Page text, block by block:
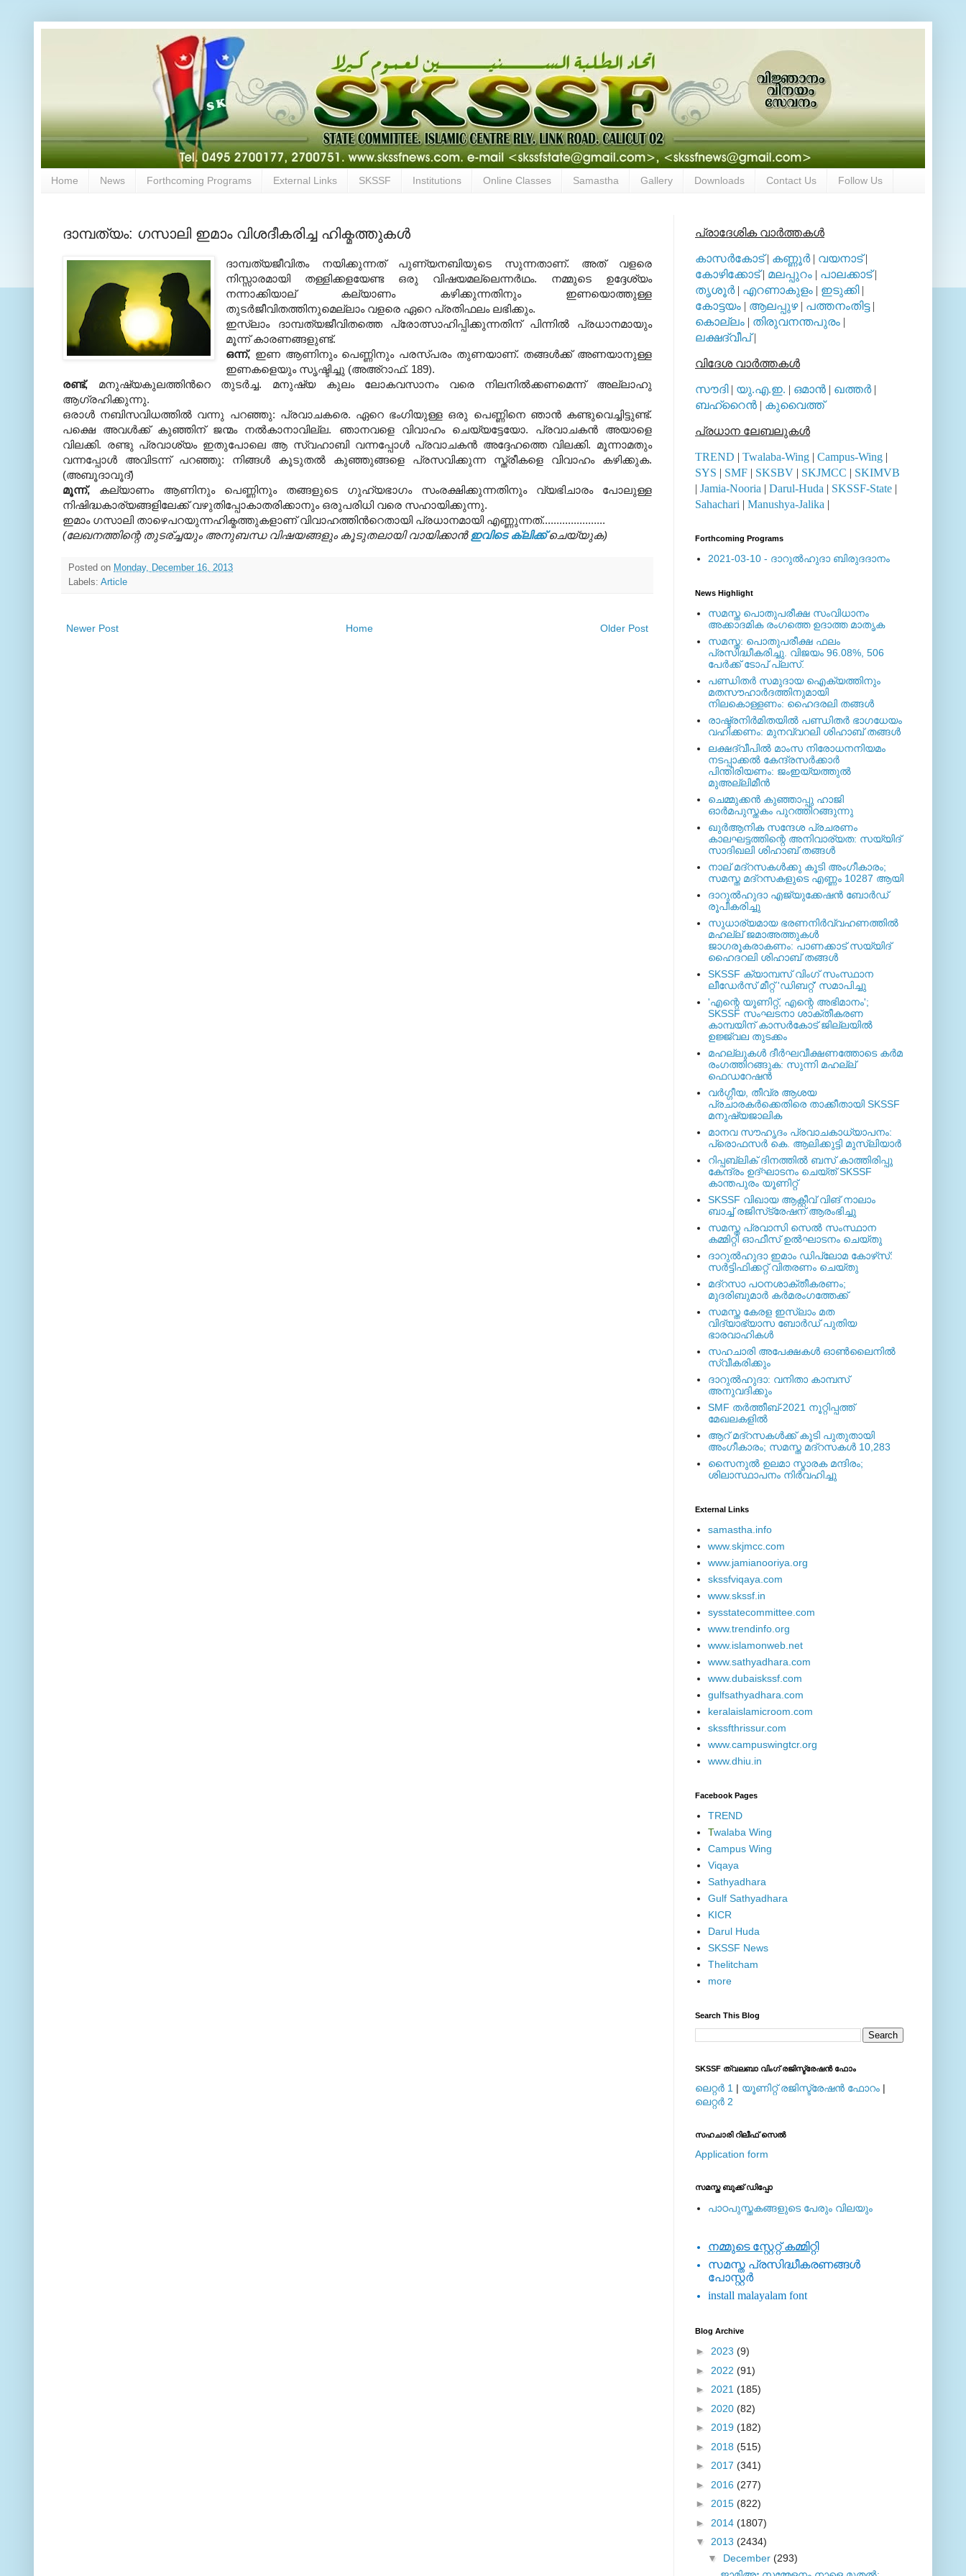
Home News Forthcoming Programs External Links SKSSF Institutions Online Classes Samastha Gallery Downloads Contact Us Follow Us
ദാമ്പത്യം: ഗസാലി ഇമാം വിശദീകരിച്ച ഹിക്മത്തുകള്‍
ദാമ്പത്യജീവിതം നയിക്കുന്നത് പുണ്യനബിയുടെ സുന്നതാണ്. അത് വളരെ
നിസ്സാരമായി തള്ളിക്കളയേണ്ട ഒരു വിഷയമല്ലെന്നര്‍ഥം. നമ്മുടെ ഉദ്ദേശ്യം
നന്നാക്കിയാല് കല്യാണം കഴിക്കുന്നതിനും ഇണയൊത്തുള്ള
തുടര്‍ജീവിതത്തിനുമെല്ലാം വളരെ ഏറെ പ്രതിഫലം ലഭിക്കും.
ഇസ്‌ലാം ദാമ്പത്യജീവിതത്തെ പ്രോത്സാഹിപ്പിക്കുന്നതിന് പിന്നില്‍ പ്രധാനമായും
മൂന്ന് കാരണങ്ങളുണ്ട്.
ഒന്ന്, ഇണ ആണിനും പെണ്ണിനും പരസ്പരം തുണയാണ്. തങ്ങള്‍ക്ക് അണയാനുള്ള
ഇണകളെയും സൃഷ്ടിച്ചു (അഅ്റാഫ്. 189).
രണ്ട്, മനുഷ്യകുലത്തിന്‍റെ തുടര്‍ച്ച. മനുഷ്യ കുലം ലോകവസാനം വരെ നിലനില്‍ക്കണമെന്ന് അല്ലാഹു
ആഗ്രഹിക്കുന്നു.
ഒരാള്‍ നബിസവിധത്തില്‍ വന്നു പറഞ്ഞു: പ്രവാചകരെ. ഏറെ ഭംഗിയുള്ള ഒരു പെണ്ണിനെ ഞാന്‍ കണ്ടുവെച്ചിട്ടുണ്ട്.
പക്ഷെ അവള്‍ക്ക് കുഞ്ഞിന് ജന്മം നല്‍കാനാവില്ല. ഞാനവളെ വിവാഹം ചെയ്യട്ടേയോ. പ്രവാചകന്‍ അയാളെ
വിലക്കി. രണ്ടു പ്രവാശ്യം ഇതുപോലെ ആ സ്വഹാബി വന്നപ്പോള്‍ പ്രവാചകന്‍ അദ്ദേഹത്തെ വിലക്കി. മൂന്നാമതും
വന്നപ്പോള്‍ അവിടന്ന് പറഞ്ഞു: നിങ്ങള്‍ കൂടുതല്‍ കുഞ്ഞുങ്ങളെ പ്രസവിക്കുന്ന സ്ത്രീകളെ വിവാഹം കഴിക്കുക.
(അബൂദാവൂദ്)
മൂന്ന്, കല്യാണം ആണിനും പെണ്ണിനും തങ്ങളുടെ ഗുഹ്യഭാഗം സംരക്ഷിക്കുന്നതിനും വ്യഭിചാരം പോലുള്ള
നിഷിദ്ധകാര്യങ്ങളിലേക്ക് വഴുതിപ്പോകാതരിക്കാനും ഒരുപരിധി വരെ സഹായിക്കുന്നു.
ഇമാം ഗസാലി താഴെപറയുന്നഹിക്മത്തുകളാണ് വിവാഹത്തിന്‍റെതായി പ്രധാനമായി എണ്ണുന്നത്......................
(ലേഖനത്തിന്റെ തുടര്ച്ചയും അനുബന്ധ വിഷയങ്ങളും കൂടുതലായി വായിക്കാൻ ഇവിടെ ക്ലിക്ക് ചെയ്യുക)
Posted on Monday, December 16, 2013
Labels: Article
Newer Post Older Post
Home
പ്രാദേശിക വാര്‍ത്തകള്‍
കാസര്‍കോട്| കണ്ണൂര്‍| വയനാട്|
കോഴിക്കോട്| മലപ്പുറം | പാലക്കാട്|
തൃശൂര്‍| എറണാകുളം | ഇടുക്കി|
കോട്ടയം | ആലപ്പുഴ| പത്തനംതിട്ട|
കൊല്ലം | തിരുവനന്തപുരം |
ലക്ഷദ്വീപ്|
വിദേശ വാര്‍ത്തകള്‍
സൗദി| യു.എ.ഇ. | ഒമാന്‍ | ഖത്തര്‍|
ബഹ്റൈന്‍ | കുവൈത്ത്
പ്രധാന ലേബലുകള്‍
TREND | Twalaba-Wing | Campus-Wing |
SYS | SMF | SKSBV | SKJMCC | SKIMVB
| Jamia-Nooria | Darul-Huda | SKSSF-State |
Sahachari | Manushya-Jalika |
Forthcoming Programs
2021-03-10 - ദാറുല്‍ഹുദാ ബിരുദദാനം
News Highlight
സമസ്ത പൊതുപരീക്ഷ സംവിധാനം
അക്കാദമിക രംഗത്തെ ഉദാത്ത മാതൃക
സമസ്ത: പൊതുപരീക്ഷ ഫലം
പ്രസിദ്ധീകരിച്ചു. വിജയം 96.08%, 506
പേര്‍ക്ക് ടോപ് പ്ലസ്.
പണ്ഡിതര്‍ സമുദായ ഐക്യത്തിനും
മതസൗഹാര്‍ദത്തിനുമായി
നിലകൊള്ളണം: ഹൈദരലി തങ്ങള്‍
രാഷ്ട്രനിര്‍മിതയില്‍ പണ്ഡിതര്‍ ഭാഗധേയം
വഹിക്കണം: മുനവ്വറലി ശിഹാബ് തങ്ങള്‍
ലക്ഷദ്വീപില്‍ മാംസ നിരോധനനിയമം
നടപ്പാക്കല്‍ കേന്ദ്രസര്‍ക്കാര്‍
പിന്തിരിയണം: ജംഇയ്യത്തുല്‍
മുഅല്ലിമീന്‍
ചെമ്മുക്കന്‍ കുഞ്ഞാപ്പു ഹാജി
ഓര്‍മപുസ്തകം പുറത്തിറങ്ങുന്നു
ഖുര്‍ആനിക സന്ദേശ പ്രചരണം
കാലഘട്ടത്തിന്റെ അനിവാര്യത: സയ്യിദ്
സാദിഖലി ശിഹാബ് തങ്ങള്‍
നാല് മദ്‌റസകള്‍ക്കു കൂടി അംഗീകാരം;
സമസ്ത മദ്‌റസകളുടെ എണ്ണം 10287 ആയി
ദാറുല്‍ഹുദാ എജ്യുക്കേഷന്‍ ബോര്‍ഡ്
രൂപീകരിച്ചു
സുധാര്യമായ ഭരണനിര്‍വ്വഹണത്തില്‍
മഹല്ല് ജമാഅത്തുകള്‍
ജാഗരൂകരാകണം: പാണക്കാട് സയ്യിദ്
ഹൈദറലി ശിഹാബ് തങ്ങള്‍
SKSSF ക്യാമ്പസ് വിംഗ് സംസ്ഥാന
ലീഡേർസ് മീറ്റ് 'ഡിബറ്റ്' സമാപിച്ചു
'എന്റെ യൂണിറ്റ്, എന്റെ അഭിമാനം';
SKSSF സംഘടനാ ശാക്തീകരണ
കാമ്പയിന് കാസര്‍കോട് ജില്ലയില്‍
ഉജ്ജ്വല തുടക്കം
മഹല്ലുകള്‍ ദീര്‍ഘവീക്ഷണത്തോടെ കര്‍മ
രംഗത്തിറങ്ങുക: സുന്നി മഹല്ല്
ഫെഡറേഷന്‍
വര്‍ഗ്ഗീയ, തീവ്ര ആശയ
പ്രചാരകര്‍ക്കെതിരെ താക്കീതായി SKSSF
മനുഷ്യജാലിക
മാനവ സൗഹൃദം പ്രവാചകാധ്യാപനം:
പ്രൊഫസർ കെ. ആലിക്കുട്ടി മുസ്ലിയാർ
റിപ്പബ്ലിക് ദിനത്തില്‍ ബസ് കാത്തിരിപ്പു
കേന്ദ്രം ഉദ്ഘാടനം ചെയ്ത്‌ SKSSF
കാന്തപുരം യൂണിറ്റ്
SKSSF വിഖായ ആക്റ്റീവ് വിങ് നാലാം
ബാച്ച് രജിസ്‌ട്രേഷന് ആരംഭിച്ചു
സമസ്ത പ്രവാസി സെല്‍ സംസ്ഥാന
കമ്മിറ്റി ഓഫീസ് ഉല്‍ഘാടനം ചെയ്തു
ദാറുല്‍ഹുദാ ഇമാം ഡിപ്ലോമ കോഴ്‌സ്:
സര്‍ട്ടിഫിക്കറ്റ് വിതരണം ചെയ്തു
മദ്‌റസാ പഠനശാക്തീകരണം;
മുദരിബുമാര്‍ കര്‍മരംഗത്തേക്ക്
സമസ്ത കേരള ഇസ്ലാം മത
വിദ്യാഭ്യാസ ബോര്‍ഡ് പുതിയ
ഭാരവാഹികള്‍
സഹചാരി അപേക്ഷകൾ ഓൺലൈനിൽ
സ്വീകരിക്കും
ദാറുല്‍ഹുദാ: വനിതാ കാമ്പസ്
അനുവദിക്കും
SMF തര്‍ത്തീബ്-2021 നൂറ്റിപ്പത്ത്
മേഖലകളില്‍
ആറ് മദ്റസകള്‍ക്ക് കൂടി പുതുതായി
അംഗീകാരം; സമസ്ത മദ്റസകള്‍ 10,283
സൈനുല്‍ ഉലമാ സ്മാരക മന്ദിരം;
ശിലാസ്ഥാപനം നിര്‍വഹിച്ചു
External ‎Links
samastha.info
www.skjmcc.com
www.jamianooriya.org
skssfviqaya.com
www.skssf.in
sysstatecommittee.com
www.trendinfo.org
www.islamonweb.net
www.sathyadhara.com
www.dubaiskssf.com
gulfsathyadhara.com
keralaislamicroom.com
skssfthrissur.com
www.campuswingtcr.org
www.dhiu.in
Facebook Pages
TREND
Twalaba Wing
Campus Wing
Viqaya
Sathyadhara
Gulf Sathyadhara
KICR
Darul Huda
SKSSF News
Thelitcham
more
Search This Blog
SKSSF ത്വലബാ വിംഗ് രജിസ്ട്രേഷന്‍ ഫോം
ലെറ്റര്‍ 1 | യൂണിറ്റ് രജിസ്ട്രേഷന്‍ ഫോറം |
ലെറ്റര്‍ 2
സഹചാരി റിലീഫ് സെല്‍
Application form
സമസ്ത ബുക്ക് ഡിപ്പോ
പാഠപുസ്തകങ്ങളുടെ പേരും വിലയും
നമ്മുടെ സ്റ്റേറ്റ് കമ്മിറ്റി
സമസ്ത പ്രസിദ്ധീകരണങ്ങള്‍
പോസ്റ്റര്‍
install malayalam font
Blog Archive
► 2023 (9)
► 2022 (91)
► 2021 (185)
► 2020 (82)
► 2019 (182)
► 2018 (515)
► 2017 (341)
► 2016 (277)
► 2015 (822)
► 2014 (1807)
▼ 2013 (2434)
▼ December (293)